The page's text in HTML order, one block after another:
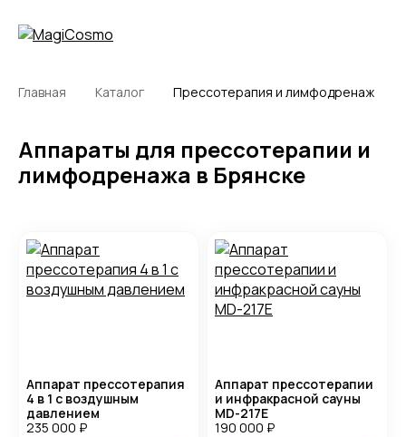
Главная Каталог Прессотерапия и лимфодренаж
Аппараты для прессотерапии и
лимфодренажа в Брянске
Аппарат прессотерапия
4 в 1 с воздушным
давлением
235 000 ₽
Аппарат прессотерапии
и инфракрасной сауны
MD-217E
190 000 ₽